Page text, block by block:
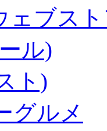
ェブス
ル)
ト)
グルメ